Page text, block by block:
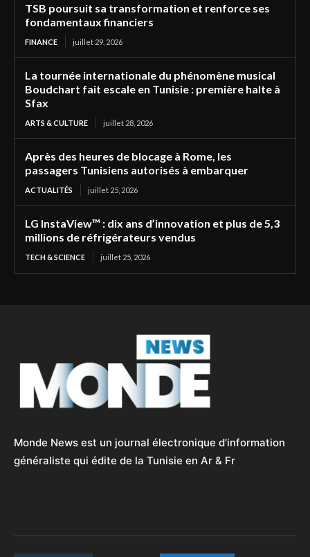
TSB poursuit sa transformation et renforce ses
fondamentaux financiers
FINANCE juillet 29, 2026
La tournée internationale du phénomène musical
Boudchart fait escale en Tunisie : première halte à
Sfax
ARTS & CULTURE juillet 28, 2026
Après des heures de blocage à Rome, les
passagers Tunisiens autorisés à embarquer
ACTUALITÉS juillet 25, 2026
LG InstaView™ : dix ans d’innovation et plus de 5,3
millions de réfrigérateurs vendus
TECH & SCIENCE juillet 25, 2026
Monde News est un journal électronique d'information
généraliste qui édite de la Tunisie en Ar & Fr